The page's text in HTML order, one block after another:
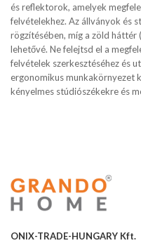
és reflektorok, amelyek
felvételekhez. Az állványok és
rögzítésében, míg a zöld háttér
lehetővé. Ne felejtsd el a
felvételek szerkesztéséhez és
ergonomikus munkakörnyezet
kényelmes stúdiószékekre és
ONIX-TRADE-HUNGARY Kft.